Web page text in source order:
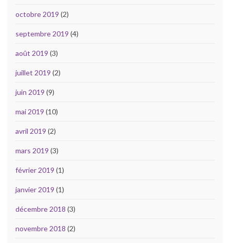
octobre 2019 (2)
septembre 2019 (4)
août 2019 (3)
juillet 2019 (2)
juin 2019 (9)
mai 2019 (10)
avril 2019 (2)
mars 2019 (3)
février 2019 (1)
janvier 2019 (1)
décembre 2018 (3)
novembre 2018 (2)